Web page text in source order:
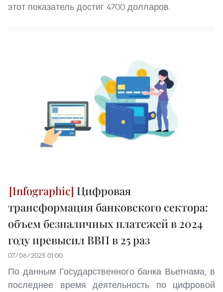
этот показатель достиг 4700 долларов.
Цифровая
трансформация банковского сектора:
объем безналичных платежей в 2024
году превысил ВВП в 25 раз
07/06/2025 01:00
По данным Государственного банка Вьетнама, в
последнее время деятельность по цифровой